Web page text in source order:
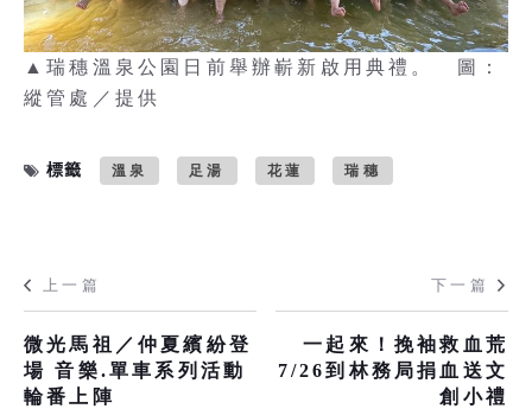
▲瑞穗溫泉公園日前舉辦嶄新啟用典禮。 圖：
縱管處／提供
標籤 溫泉 足湯 花蓮 瑞穗
上一篇
微光馬祖／仲夏繽紛登
場 音樂.單車系列活動
輪番上陣
下一篇
一起來！挽袖救血荒
7/26到林務局捐血送文
創小禮